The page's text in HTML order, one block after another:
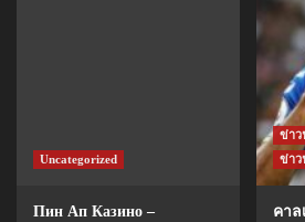
Uncategorized
Пин Ап Казино –
ข่าว
ข่าว
คาล